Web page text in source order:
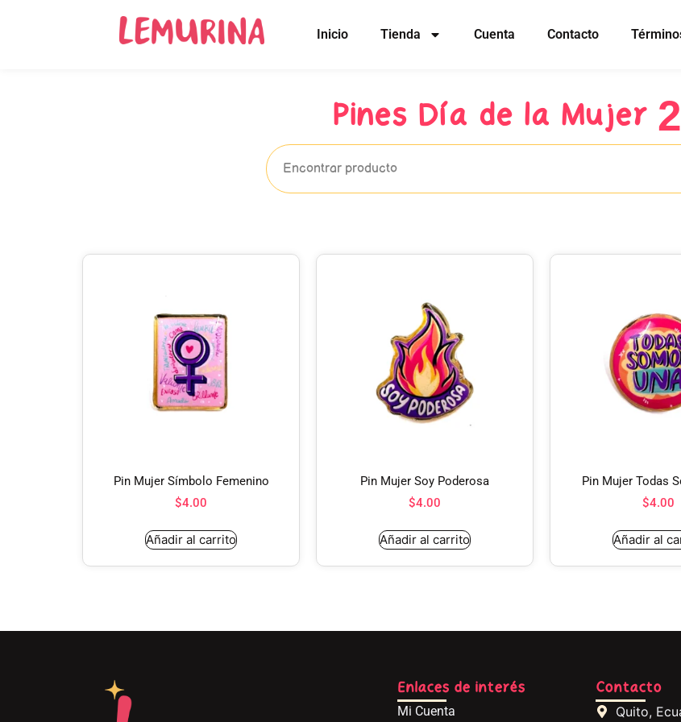
Inicio Tienda Cuenta Contacto
Pines Día de la Mujer
Pin Mujer Símbolo Femenino
$4.00
Añadir al carrito
Pin Mujer Soy Poderosa
$4.00
Añadir al carrito
Pin Mujer Todas
$4.00
Añadir al
Enlaces de interés
Mi Cuenta
Contacto
Quito,